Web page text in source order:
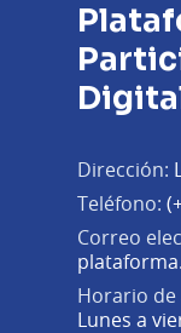
Dirección:
Teléfono:
Correo
Horario
Lunes a